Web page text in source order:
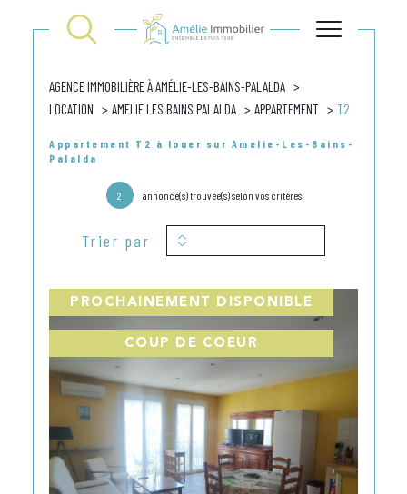
AGENCE IMMOBILIÈRE À AMÉLIE-LES-BAINS-PALALDA
LOCATION
AMELIE LES BAINS PALALDA APPARTEMENT T2
Appartement T2 à louer sur Amelie-Les-Bains-
Palalda
2 annonce(s) trouvée(s) selon vos critères
Trier par
PROCHAINEMENT DISPONIBLE
COUP DE COEUR